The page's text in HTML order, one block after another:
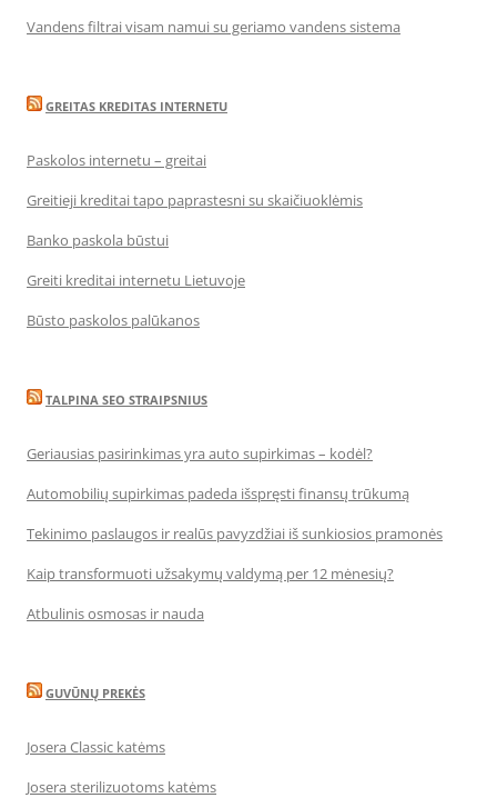
Vandens filtrai visam namui su geriamo vandens sistema
GREITAS KREDITAS INTERNETU
Paskolos internetu – greitai
Greitieji kreditai tapo paprastesni su skaičiuoklėmis
Banko paskola būstui
Greiti kreditai internetu Lietuvoje
Būsto paskolos palūkanos
TALPINA SEO STRAIPSNIUS
Geriausias pasirinkimas yra auto supirkimas – kodėl?
Automobilių supirkimas padeda išspręsti finansų trūkumą
Tekinimo paslaugos ir realūs pavyzdžiai iš sunkiosios pramonės
Kaip transformuoti užsakymų valdymą per 12 mėnesių?
Atbulinis osmosas ir nauda
GUVŪNŲ PREKĖS
Josera Classic katėms
Josera sterilizuotoms katėms